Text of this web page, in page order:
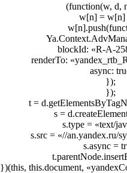
(function(w, d,
w[n] = w[n]
blockId: «R-A-
renderTo:
async:
});
});
t =
s =
s.type = «text/
s.src = «//an.yandex.ru/
s.async =
})(this, this.document,